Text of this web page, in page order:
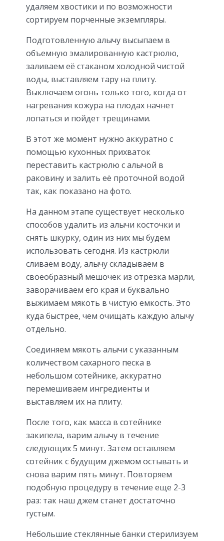
удаляем хвостики и по возможности
сортируем порченные экземпляры.
Подготовленную алычу высыпаем в
объемную эмалированную кастрюлю,
заливаем её стаканом холодной чистой
воды, выставляем тару на плиту.
Выключаем огонь только того, когда от
нагревания кожура на плодах начнет
лопаться и пойдет трещинами.
В этот же момент нужно аккуратно с
помощью кухонных прихваток
переставить кастрюлю с алычой в
раковину и залить её проточной водой
так, как показано на фото.
На данном этапе существует несколько
способов удалить из алычи косточки и
снять шкурку, один из них мы будем
использовать сегодня. Из кастрюли
сливаем воду, алычу складываем в
своеобразный мешочек из отрезка марли,
заворачиваем его края и буквально
выжимаем мякоть в чистую емкость. Это
куда быстрее, чем очищать каждую алычу
отдельно.
Соединяем мякоть алычи с указанным
количеством сахарного песка в
небольшом сотейнике, аккуратно
перемешиваем ингредиенты и
выставляем их на плиту.
После того, как масса в сотейнике
закипела, варим алычу в течение
следующих 5 минут. Затем оставляем
сотейник с будущим джемом остывать и
снова варим пять минут. Повторяем
подобную процедуру в течение еще 2-3
раз: так наш джем станет достаточно
густым.
Небольшие стеклянные банки стерилизуем